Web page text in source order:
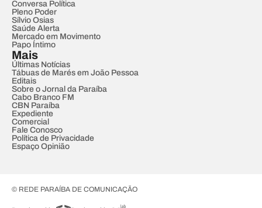
Conversa Política
Pleno Poder
Sílvio Osias
Saúde Alerta
Mercado em Movimento
Papo Íntimo
Mais
Últimas Notícias
Tábuas de Marés em João Pessoa
Editais
Sobre o Jornal da Paraíba
Cabo Branco FM
CBN Paraíba
Expediente
Comercial
Fale Conosco
Política de Privacidade
Espaço Opinião
© REDE PARAÍBA DE COMUNICAÇÃO